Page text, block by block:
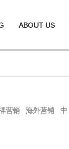
ABOUT US
营销 海外营销
中